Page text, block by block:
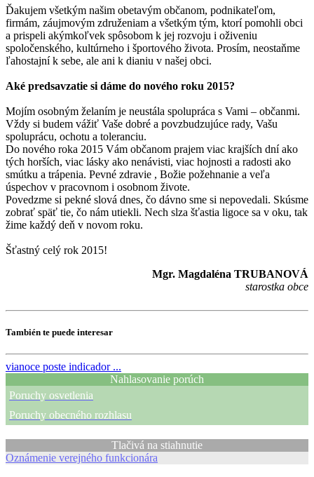
Ďakujem všetkým našim obetavým občanom, podnikateľom,
firmám, záujmovým združeniam a všetkým tým, ktorí pomohli obci
a prispeli akýmkoľvek spôsobom k jej rozvoju i oživeniu
spoločenského, kultúrneho i športového života. Prosím, neostaňme
ľahostajní k sebe, ale ani k dianiu v našej obci.
Aké predsavzatie si dáme do nového roku 2015?
Mojím osobným želaním je neustála spolupráca s Vami – občanmi.
Vždy si budem vážiť Vaše dobré a povzbudzujúce rady, Vašu
spoluprácu, ochotu a toleranciu.
Do nového roka 2015 Vám občanom prajem viac krajších dní ako
tých horších, viac lásky ako nenávisti, viac hojnosti a radosti ako
smútku a trápenia. Pevné zdravie , Božie požehnanie a veľa
úspechov v pracovnom i osobnom živote.
Povedzme si pekné slová dnes, čo dávno sme si nepovedali. Skúsme
zobrať späť tie, čo nám utiekli. Nech slza šťastia ligoce sa v oku, tak
žime každý deň v novom roku.
Šťastný celý rok 2015!
Mgr. Magdaléna TRUBANOVÁ
starostka obce
También te puede interesar
vianoce poste indicador ...
Nahlasovanie porúch
Poruchy osvetlenia
Poruchy obecného rozhlasu
Tlačivá na stiahnutie
Oznámenie verejného funkcionára